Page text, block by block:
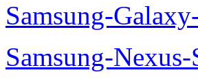
Samsung-
Samsung-